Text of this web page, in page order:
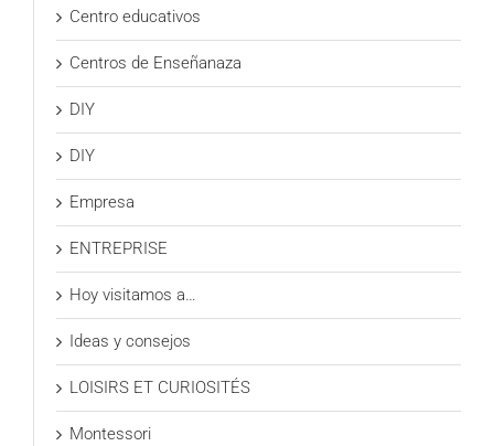
Centro educativos
Centros de Enseñanaza
DIY
DIY
Empresa
ENTREPRISE
Hoy visitamos a…
Ideas y consejos
LOISIRS ET CURIOSITÉS
Montessori